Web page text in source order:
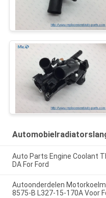
Auto Parts Engine Coolant
DA For Ford
Autoonderdelen
8575-B L327-15-170A Voor